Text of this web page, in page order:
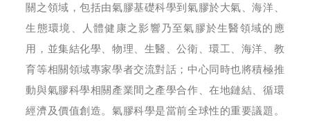
關之領域，包括由氣膠基礎科學到氣膠於大氣、海洋、
生態環境、人體健康之影響乃至氣膠於生醫領域的應
用，並集結化學、物理、生醫、公衛、環工、海洋、教
育等相關領域專家學者交流對話；中心同時也將積極推
動與氣膠科學相關產業間之產學合作、在地鏈結、循環
經濟及價值創造。氣膠科學是當前全球性的重要議題。